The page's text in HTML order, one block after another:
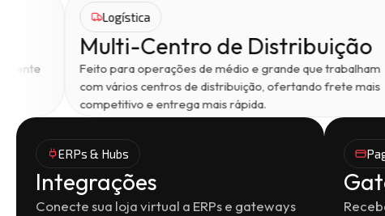
Logística
Multi-Centro de Distribuição
Feito para operações de médio e grande que trabalham
com vários centros de distribuição, ofertando frete mais
competitivo e entrega mais rápida.
ERPs & Hubs
Integrações
Conecte sua loja virtual a ERPs e gateways